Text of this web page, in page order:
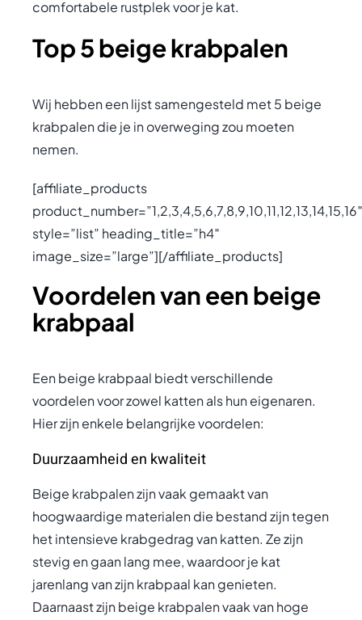
comfortabele rustplek voor je kat.
Top 5 beige krabpalen
Wij hebben een lijst samengesteld met 5 beige
krabpalen die je in overweging zou moeten
nemen.
[affiliate_products
product_number=”1,2,3,4,5,6,7,8,9,10,11,12,13,14,15,16″
style=”list” heading_title=”h4″
image_size=”large”][/affiliate_products]
Voordelen van een beige
krabpaal
Een beige krabpaal biedt verschillende
voordelen voor zowel katten als hun eigenaren.
Hier zijn enkele belangrijke voordelen:
Duurzaamheid en kwaliteit
Beige krabpalen zijn vaak gemaakt van
hoogwaardige materialen die bestand zijn tegen
het intensieve krabgedrag van katten. Ze zijn
stevig en gaan lang mee, waardoor je kat
jarenlang van zijn krabpaal kan genieten.
Daarnaast zijn beige krabpalen vaak van hoge